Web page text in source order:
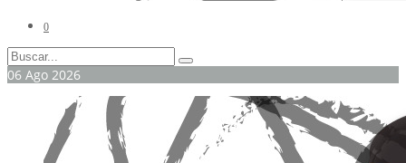
0
06 Ago 2026